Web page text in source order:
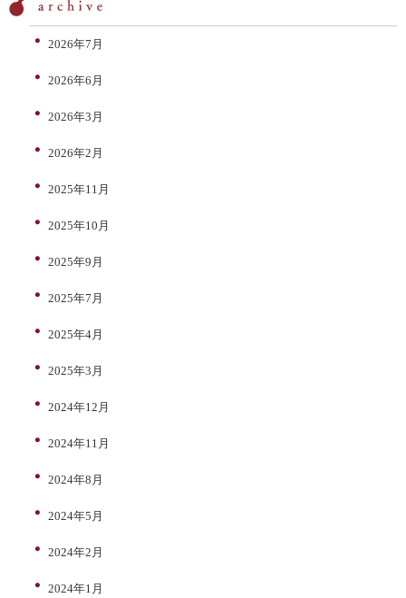
2026年7月
2026年6月
2026年3月
2026年2月
2025年11月
2025年10月
2025年9月
2025年7月
2025年4月
2025年3月
2024年12月
2024年11月
2024年8月
2024年5月
2024年2月
2024年1月